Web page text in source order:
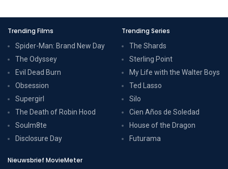
Trending Films
Spider-Man: Brand New Day
The Odyssey
Evil Dead Burn
Obsession
Supergirl
The Death of Robin Hood
Soulm8te
Disclosure Day
Trending Series
The Shards
Sterling Point
My Life with the Walter Boys
Ted Lasso
Silo
Cien Años de Soledad
House of the Dragon
Futurama
Nieuwsbrief MovieMeter